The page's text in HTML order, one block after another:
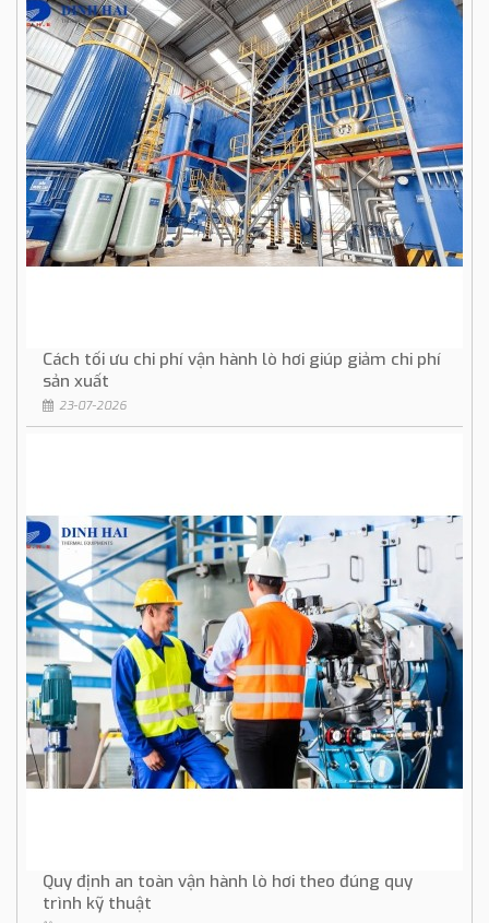
Cách tối ưu chi phí vận hành lò hơi giúp giảm chi phí
sản xuất
23-07-2026
Quy định an toàn vận hành lò hơi theo đúng quy
trình kỹ thuật